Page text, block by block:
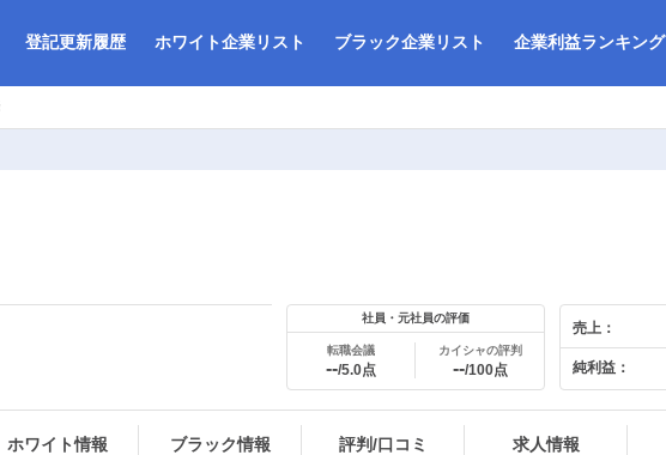
登記更新履歴 ホワイト企業リスト ブラック企業リスト 企業利益ランキング
社員・元社員の評価
転職会議
--/5.0点
カイシャの評判
--/100点
売上：
純利益：
ホワイト情報 ブラック情報 評判/口コミ 求人情報